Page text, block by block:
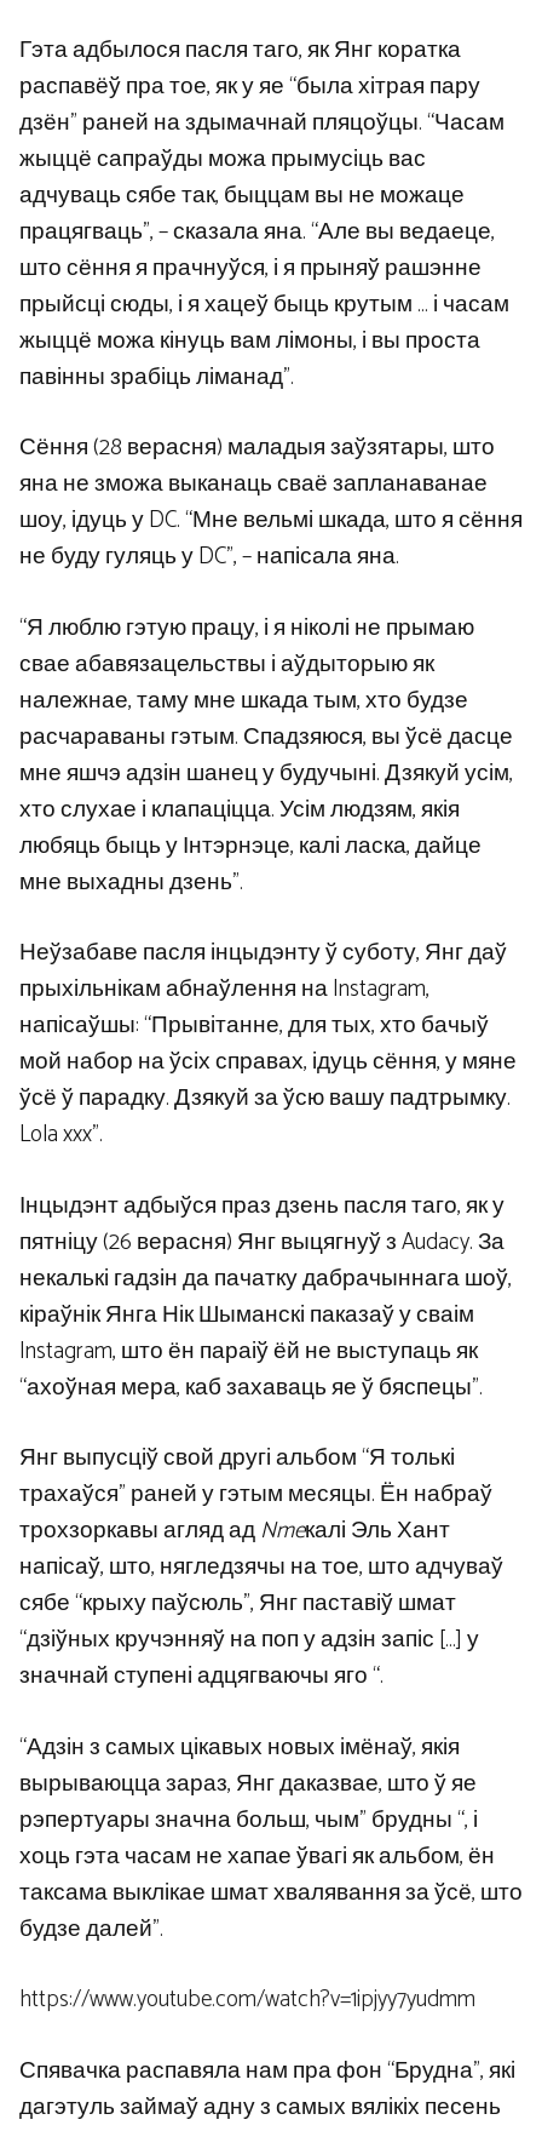
Гэта адбылося пасля таго, як Янг коратка
распавёў пра тое, як у яе “была хітрая пару
дзён” раней на здымачнай пляцоўцы. “Часам
жыццё сапраўды можа прымусіць вас
адчуваць сябе так, быццам вы не можаце
працягваць”, – сказала яна. “Але вы ведаеце,
што сёння я прачнуўся, і я прыняў рашэнне
прыйсці сюды, і я хацеў быць крутым … і часам
жыццё можа кінуць вам лімоны, і вы проста
павінны зрабіць ліманад”.
Сёння (28 верасня) маладыя заўзятары, што
яна не зможа выканаць сваё запланаванае
шоу, ідуць у DC. “Мне вельмі шкада, што я сёння
не буду гуляць у DC”, – напісала яна.
“Я люблю гэтую працу, і я ніколі не прымаю
свае абавязацельствы і аўдыторыю як
належнае, таму мне шкада тым, хто будзе
расчараваны гэтым. Спадзяюся, вы ўсё дасце
мне яшчэ адзін шанец у будучыні. Дзякуй усім,
хто слухае і клапаціцца. Усім людзям, якія
любяць быць у Інтэрнэце, калі ласка, дайце
мне выхадны дзень”.
Неўзабаве пасля інцыдэнту ў суботу, Янг даў
прыхільнікам абнаўлення на Instagram,
напісаўшы: “Прывітанне, для тых, хто бачыў
мой набор на ўсіх справах, ідуць сёння, у мяне
ўсё ў парадку. Дзякуй за ўсю вашу падтрымку.
Lola xxx”.
Інцыдэнт адбыўся праз дзень пасля таго, як у
пятніцу (26 верасня) Янг выцягнуў з Audacy. За
некалькі гадзін да пачатку дабрачыннага шоў,
кіраўнік Янга Нік Шыманскі паказаў у сваім
Instagram, што ён параіў ёй не выступаць як
“ахоўная мера, каб захаваць яе ў бяспецы”.
Янг выпусціў свой другі альбом “Я толькі
трахаўся” раней у гэтым месяцы. Ён набраў
трохзоркавы агляд адNmeкалі Эль Хант
напісаў, што, нягледзячы на ​​тое, што адчуваў
сябе “крыху паўсюль”, Янг паставіў шмат
“дзіўных кручэнняў на поп у адзін запіс […] у
значнай ступені адцягваючы яго “.
“Адзін з самых цікавых новых імёнаў, якія
вырываюцца зараз, Янг даказвае, што ў яе
рэпертуары значна больш, чым” брудны “, і
хоць гэта часам не хапае ўвагі як альбом, ён
таксама выклікае шмат хвалявання за ўсё, што
будзе далей”.
https://www.youtube.com/watch?v=1ipjyy7yudmm
Спявачка распавяла нам пра фон “Брудна”, які
дагэтуль займаў адну з самых вялікіх песень